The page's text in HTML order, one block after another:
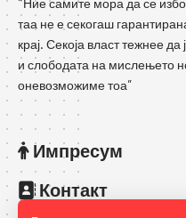
таа не е секогаш
крај. Секоја власт тежнее
и слободата на мислењето
оневозможиме тоа”
Импресум
Контакт